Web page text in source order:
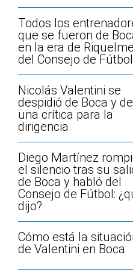
Todos los
que se fueron de
en la era de
del Consejo de Fútbol
Nicolás Valentini se
despidió de Boca y
una crítica para la
dirigencia
Diego Martínez
el silencio tras su
de Boca y habló del
Consejo de Fútbol:
dijo?
Cómo está la
de Valentini en Boca